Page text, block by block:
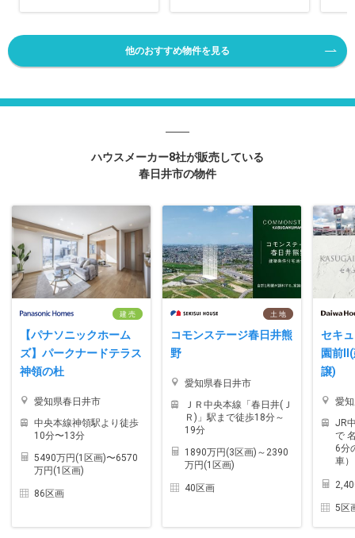
他のおすすめ物件を見る
ハウスメーカー8社が販売している
春日井市の物件
建 売
【パナソニックホーム
ズ】パークナードテラス
神領の杜
愛知県春日井市
中央本線神領駅より徒歩
10分〜13分
5490万円(1区画)〜6570
万円(1区画)
86区画
土 地
コモンステージ春日井熊
野
愛知県春日井市
ＪＲ中央本線「春日井(Ｊ
Ｒ)」駅まで徒歩18分～
19分
1890万円(3区画)～2390
万円(1区画)
40区画
セキ
園前
譲)
愛
JR
で
6分
車）
5区